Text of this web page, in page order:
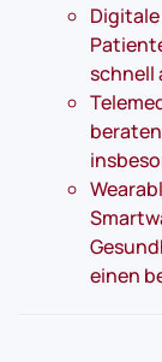
schnell
einen